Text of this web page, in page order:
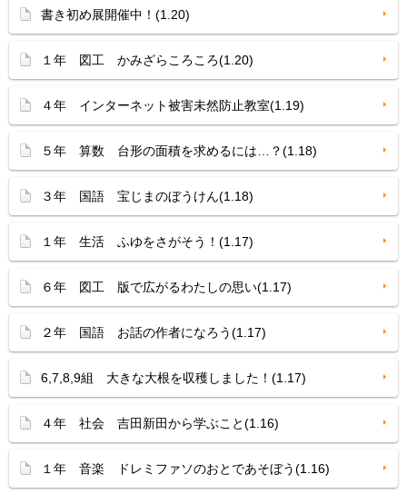
書き初め展開催中！(1.20)
１年 図工 かみざらころころ(1.20)
４年 インターネット被害未然防止教室(1.19)
５年 算数 台形の面積を求めるには…？(1.18)
３年 国語 宝じまのぼうけん(1.18)
１年 生活 ふゆをさがそう！(1.17)
６年 図工 版で広がるわたしの思い(1.17)
２年 国語 お話の作者になろう(1.17)
6,7,8,9組 大きな大根を収穫しました！(1.17)
４年 社会 吉田新田から学ぶこと(1.16)
１年 音楽 ドレミファソのおとであそぼう(1.16)